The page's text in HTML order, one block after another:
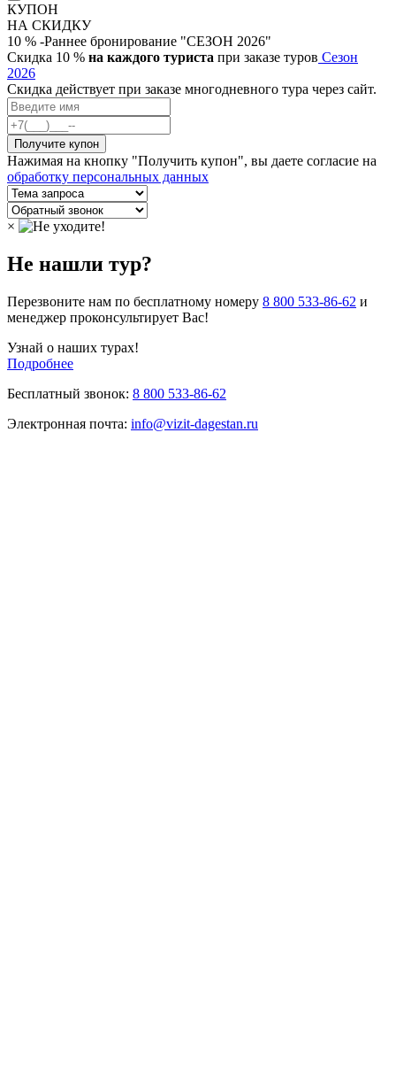
КУПОН
НА СКИДКУ
10 % -Раннее бронирование "СЕЗОН 2026"
Скидка 10 % на каждого туриста при заказе туров Сезон
2026
Скидка действует при заказе многодневного тура через сайт.
Нажимая на кнопку "Получить купон", вы даете согласие на
обработку персональных данных
×
Не нашли тур?
Перезвоните нам по бесплатному номеру 8 800 533-86-62 и
менеджер проконсультирует Вас!
Узнай о наших турах!
Подробнее
Бесплатный звонок: 8 800 533-86-62
Электронная почта: info@vizit-dagestan.ru